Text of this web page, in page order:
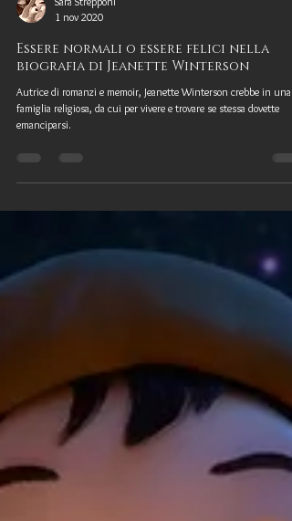
1 nov 2020
Essere normali o essere felici nella
biografia di Jeanette Winterson
Autrice di romanzi e memoir, Jeanette Winterson crebbe in una
emanciparsi.